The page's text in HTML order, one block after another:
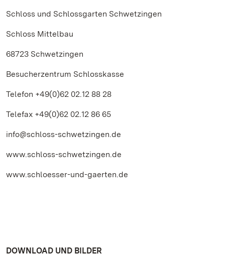
Schloss und Schlossgarten Schwetzingen
Schloss Mittelbau
68723 Schwetzingen
Besucherzentrum Schlosskasse
Telefon +49(0)62 02.12 88 28
Telefax +49(0)62 02.12 86 65
info@schloss-schwetzingen.de
www.schloss-schwetzingen.de
www.schloesser-und-gaerten.de
DOWNLOAD UND BILDER